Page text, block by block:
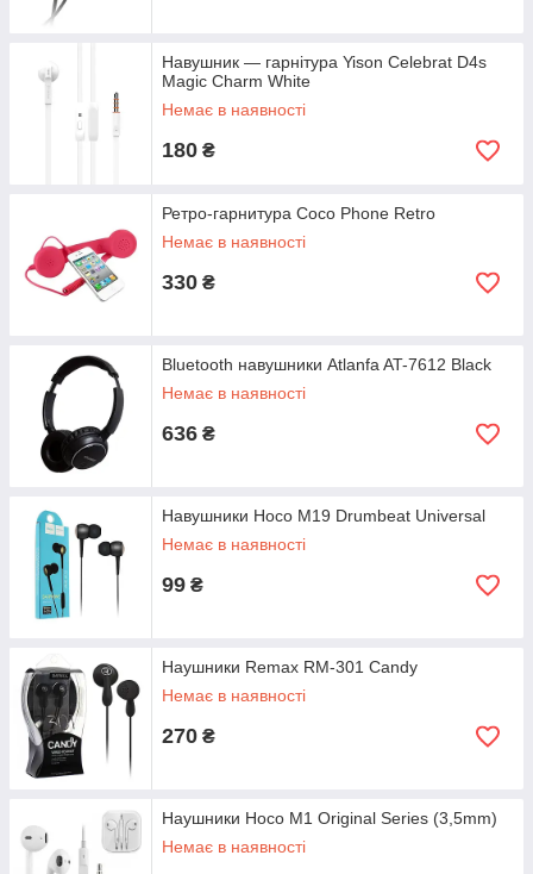
Навушник — гарнітура Yison Celebrat D4s
Magic Charm White
Немає в наявності
180 ₴
Ретро-гарнитура Coco Phone Retro
Немає в наявності
330 ₴
Bluetooth навушники Atlanfa AT-7612 Black
Немає в наявності
636 ₴
Навушники Hoco M19 Drumbeat Universal
Немає в наявності
99 ₴
Наушники Remax RM-301 Candy
Немає в наявності
270 ₴
Наушники Hoco M1 Original Series (3,5mm)
Немає в наявності